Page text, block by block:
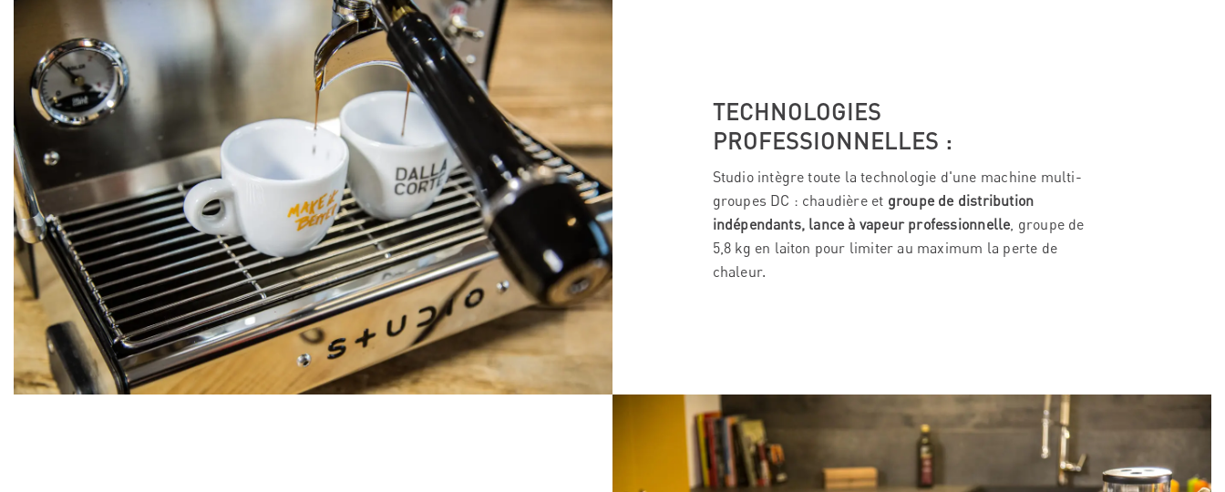
TECHNOLOGIES
PROFESSIONNELLES :
Studio intègre toute la technologie d'une machine multi-
groupes DC : chaudière et groupe de distribution
indépendants, lance à vapeur professionnelle , groupe de
5,8 kg en laiton pour limiter au maximum la perte de
chaleur.